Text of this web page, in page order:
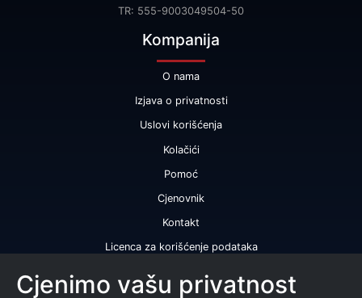
TR: 555-9003049504-50
Kompanija
O nama
Izjava o privatnosti
Uslovi korišćenja
Kolačići
Pomoć
Cjenovnik
Kontakt
Licenca za korišćenje podataka
Naše usluge
Cjenimo vašu privatnost